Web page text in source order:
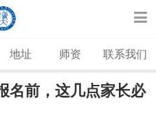
地址 师资 联系我们
名前，这几点家长必